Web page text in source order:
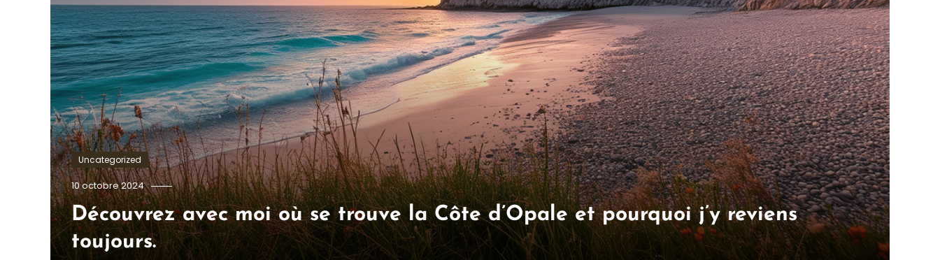
Uncategorized
10 octobre 2024 Tom.Vidal.46
Découvrez avec moi où se trouve la Côte d’Opale et pourquoi j’y reviens
toujours.